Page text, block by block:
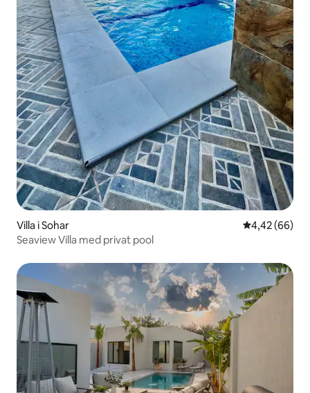
Villa i Sohar 4,42 av 5 i
4,42 (66)
Seaview Villa med privat pool